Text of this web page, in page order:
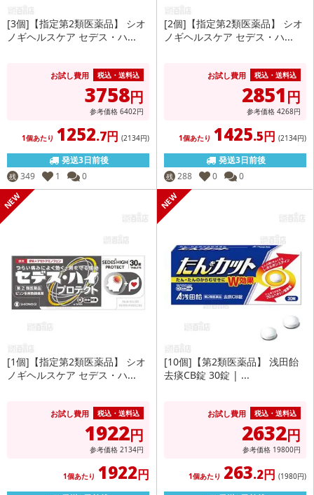
[3個]【指定第2類医薬品】 シオ
ノギヘルスケア セデス・ハ...
お試し費用 税込・送料込
3758円
参考価格 6402円
1個あたり 1252.7円 (2134円)
発送3日前後
残 349 1 0
[2個]【指定第2類医薬品】 シオ
ノギヘルスケア セデス・ハ...
お試し費用 税込・送料込
2851円
参考価格 4268円
1個あたり 1425.5円 (2134円)
発送3日前後
残 288 0 0
[1個]【指定第2類医薬品】 シオ
ノギヘルスケア セデス・ハ...
お試し費用 税込・送料込
1922円
参考価格 2134円
1個あたり 1922円
[10個]【第2類医薬品】 浅田飴
去痰CB錠 30錠 | ...
お試し費用 税込・送料込
2632円
参考価格 19800円
1個あたり 263.2円 (1980円)